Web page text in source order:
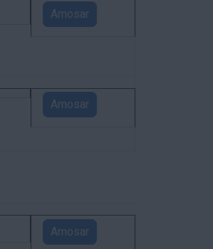
Amosar
Amosar
Amosar